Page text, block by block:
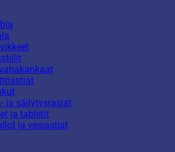
ja säilytysrasiat
ja tabletit
ja vesiastiat